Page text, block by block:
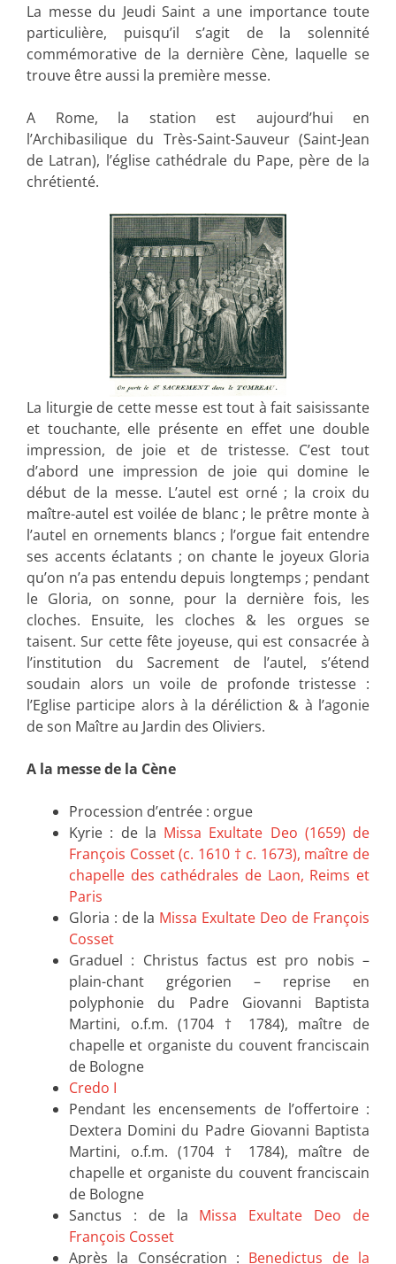
La messe du Jeudi Saint a une importance toute
particulière, puisqu’il s’agit de la solennité
commémorative de la dernière Cène, laquelle se
trouve être aussi la première messe.
A Rome, la station est aujourd’hui en
l’Archibasilique du Très-Saint-Sauveur (Saint-Jean
de Latran), l’église cathédrale du Pape, père de la
chrétienté.
La liturgie de cette messe est tout à fait saisissante
et touchante, elle présente en effet une double
impression, de joie et de tristesse. C’est tout
d’abord une impression de joie qui domine le
début de la messe. L’autel est orné ; la croix du
maître-autel est voilée de blanc ; le prêtre monte à
l’autel en ornements blancs ; l’orgue fait entendre
ses accents éclatants ; on chante le joyeux Gloria
qu’on n’a pas entendu depuis longtemps ; pendant
le Gloria, on sonne, pour la dernière fois, les
cloches. Ensuite, les cloches & les orgues se
taisent. Sur cette fête joyeuse, qui est consacrée à
l’institution du Sacrement de l’autel, s’étend
soudain alors un voile de profonde tristesse :
l’Eglise participe alors à la déréliction & à l’agonie
de son Maître au Jardin des Oliviers.
A la messe de la Cène
Procession d’entrée : orgue
Kyrie : de la Missa Exultate Deo (1659) de
François Cosset (c. 1610 † c. 1673), maître de
chapelle des cathédrales de Laon, Reims et
Paris
Gloria : de la Missa Exultate Deo de François
Cosset
Graduel : Christus factus est pro nobis –
plain-chant grégorien – reprise en
polyphonie du Padre Giovanni Baptista
Martini, o.f.m. (1704 † 1784), maître de
chapelle et organiste du couvent franciscain
de Bologne
Credo I
Pendant les encensements de l’offertoire :
Dextera Domini du Padre Giovanni Baptista
Martini, o.f.m. (1704 † 1784), maître de
chapelle et organiste du couvent franciscain
de Bologne
Sanctus : de la Missa Exultate Deo de
François Cosset
Après la Consécration : Benedictus de la